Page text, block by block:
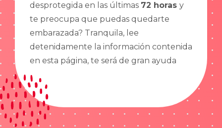
desprotegida en las últimas 72 horas y
te preocupa que puedas quedarte
embarazada? Tranquila, lee
detenidamente la información contenida
en esta página, te será de gran ayuda